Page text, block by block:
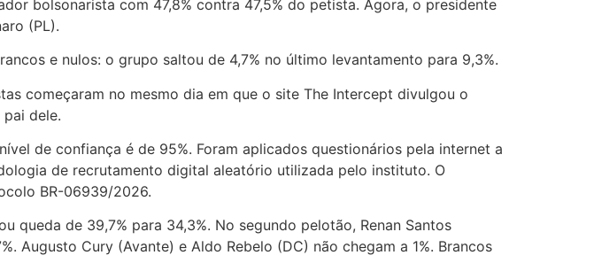
bolsonarista com 47,8% contra 47,5% do petista. Agora, o presidente
(PL).
e nulos: o grupo saltou de 4,7% no último levantamento para 9,3%.
começaram no mesmo dia em que o site The Intercept divulgou o
dele.
de confiança é de 95%. Foram aplicados questionários pela internet a
de recrutamento digital aleatório utilizada pelo instituto. O
BR-06939/2026.
queda de 39,7% para 34,3%. No segundo pelotão, Renan Santos
Augusto Cury (Avante) e Aldo Rebelo (DC) não chegam a 1%. Brancos